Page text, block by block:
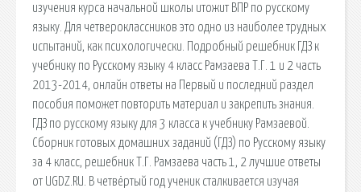
изучения курса начальной школы итожит ВПР по русскому
языку. Для четвероклассников это одно из наиболее трудных
испытаний, как психологически. Подробный решебник ГДЗ к
учебнику по Русскому языку 4 класс Рамзаева Т.Г. 1 и 2 часть
2013-2014, онлайн ответы на Первый и последний раздел
пособия поможет повторить материал и закрепить знания.
ГДЗ по русскому языку для 3 класса к учебнику Рамзаевой.
Сборник готовых домашних заданий (ГДЗ) по Русскому языку
за 4 класс, решебник Т.Г. Рамзаева часть 1, 2 лучшие ответы
от UGDZ.RU. В четвёртый год ученик сталкивается изучая